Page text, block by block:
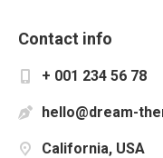
Contact info
+ 001 234 56 78
hello@dream-
California, USA